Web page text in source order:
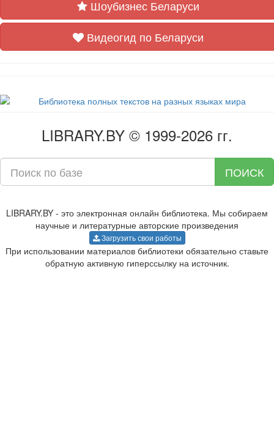
Шоубизнес Беларуси
Видеогид по Беларуси
LIBRARY.BY © 1999-2026 гг.
ПОИСК
LIBRARY.BY - это электронная онлайн библиотека. Мы собираем
научные и литературные авторские произведения
Загрузить свои работы
При использовании материалов библиотеки обязательно ставьте
обратную активную гиперссылку на источник.